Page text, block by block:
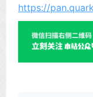
https://